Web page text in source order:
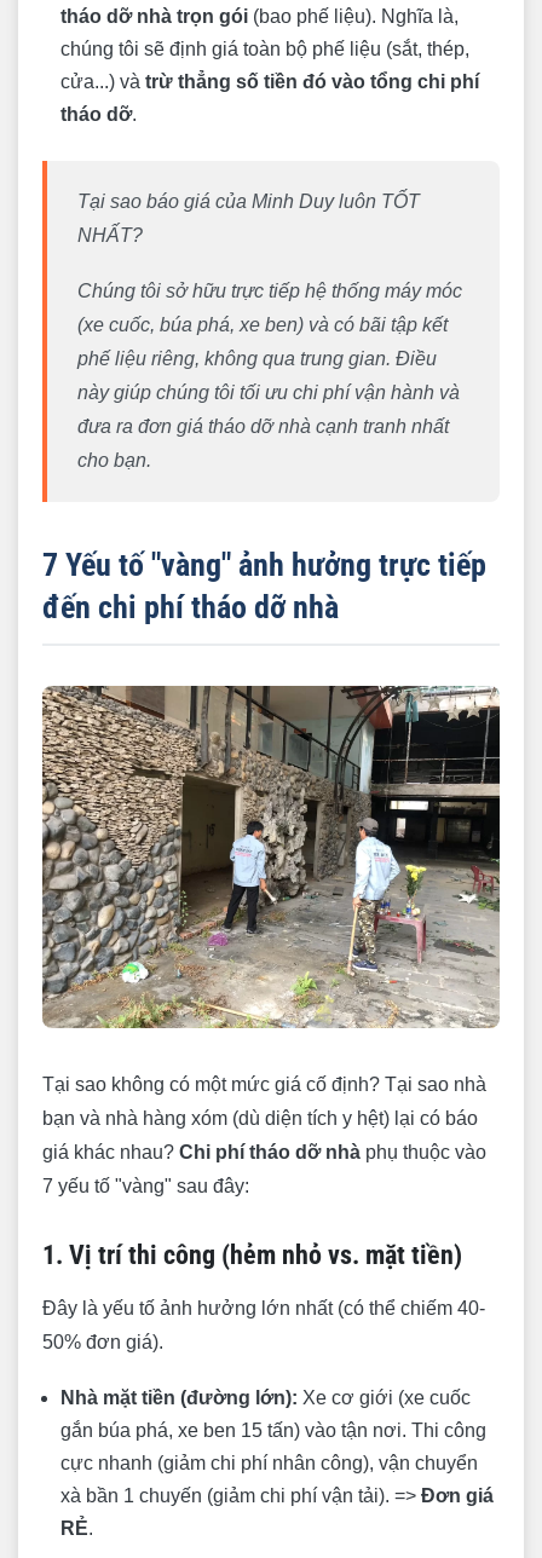
tháo dỡ nhà trọn gói (bao phế liệu). Nghĩa là,
chúng tôi sẽ định giá toàn bộ phế liệu (sắt, thép,
cửa...) và trừ thẳng số tiền đó vào tổng chi phí
tháo dỡ.
Tại sao báo giá của Minh Duy luôn TỐT
NHẤT?
Chúng tôi sở hữu trực tiếp hệ thống máy móc
(xe cuốc, búa phá, xe ben) và có bãi tập kết
phế liệu riêng, không qua trung gian. Điều
này giúp chúng tôi tối ưu chi phí vận hành và
đưa ra đơn giá tháo dỡ nhà cạnh tranh nhất
cho bạn.
7 Yếu tố "vàng" ảnh hưởng trực tiếp
đến chi phí tháo dỡ nhà
Tại sao không có một mức giá cố định? Tại sao nhà
bạn và nhà hàng xóm (dù diện tích y hệt) lại có báo
giá khác nhau? Chi phí tháo dỡ nhà phụ thuộc vào
7 yếu tố "vàng" sau đây:
1. Vị trí thi công (hẻm nhỏ vs. mặt tiền)
Đây là yếu tố ảnh hưởng lớn nhất (có thể chiếm 40-
50% đơn giá).
Nhà mặt tiền (đường lớn): Xe cơ giới (xe cuốc
gắn búa phá, xe ben 15 tấn) vào tận nơi. Thi công
cực nhanh (giảm chi phí nhân công), vận chuyển
xà bần 1 chuyến (giảm chi phí vận tải). => Đơn giá
RẺ.